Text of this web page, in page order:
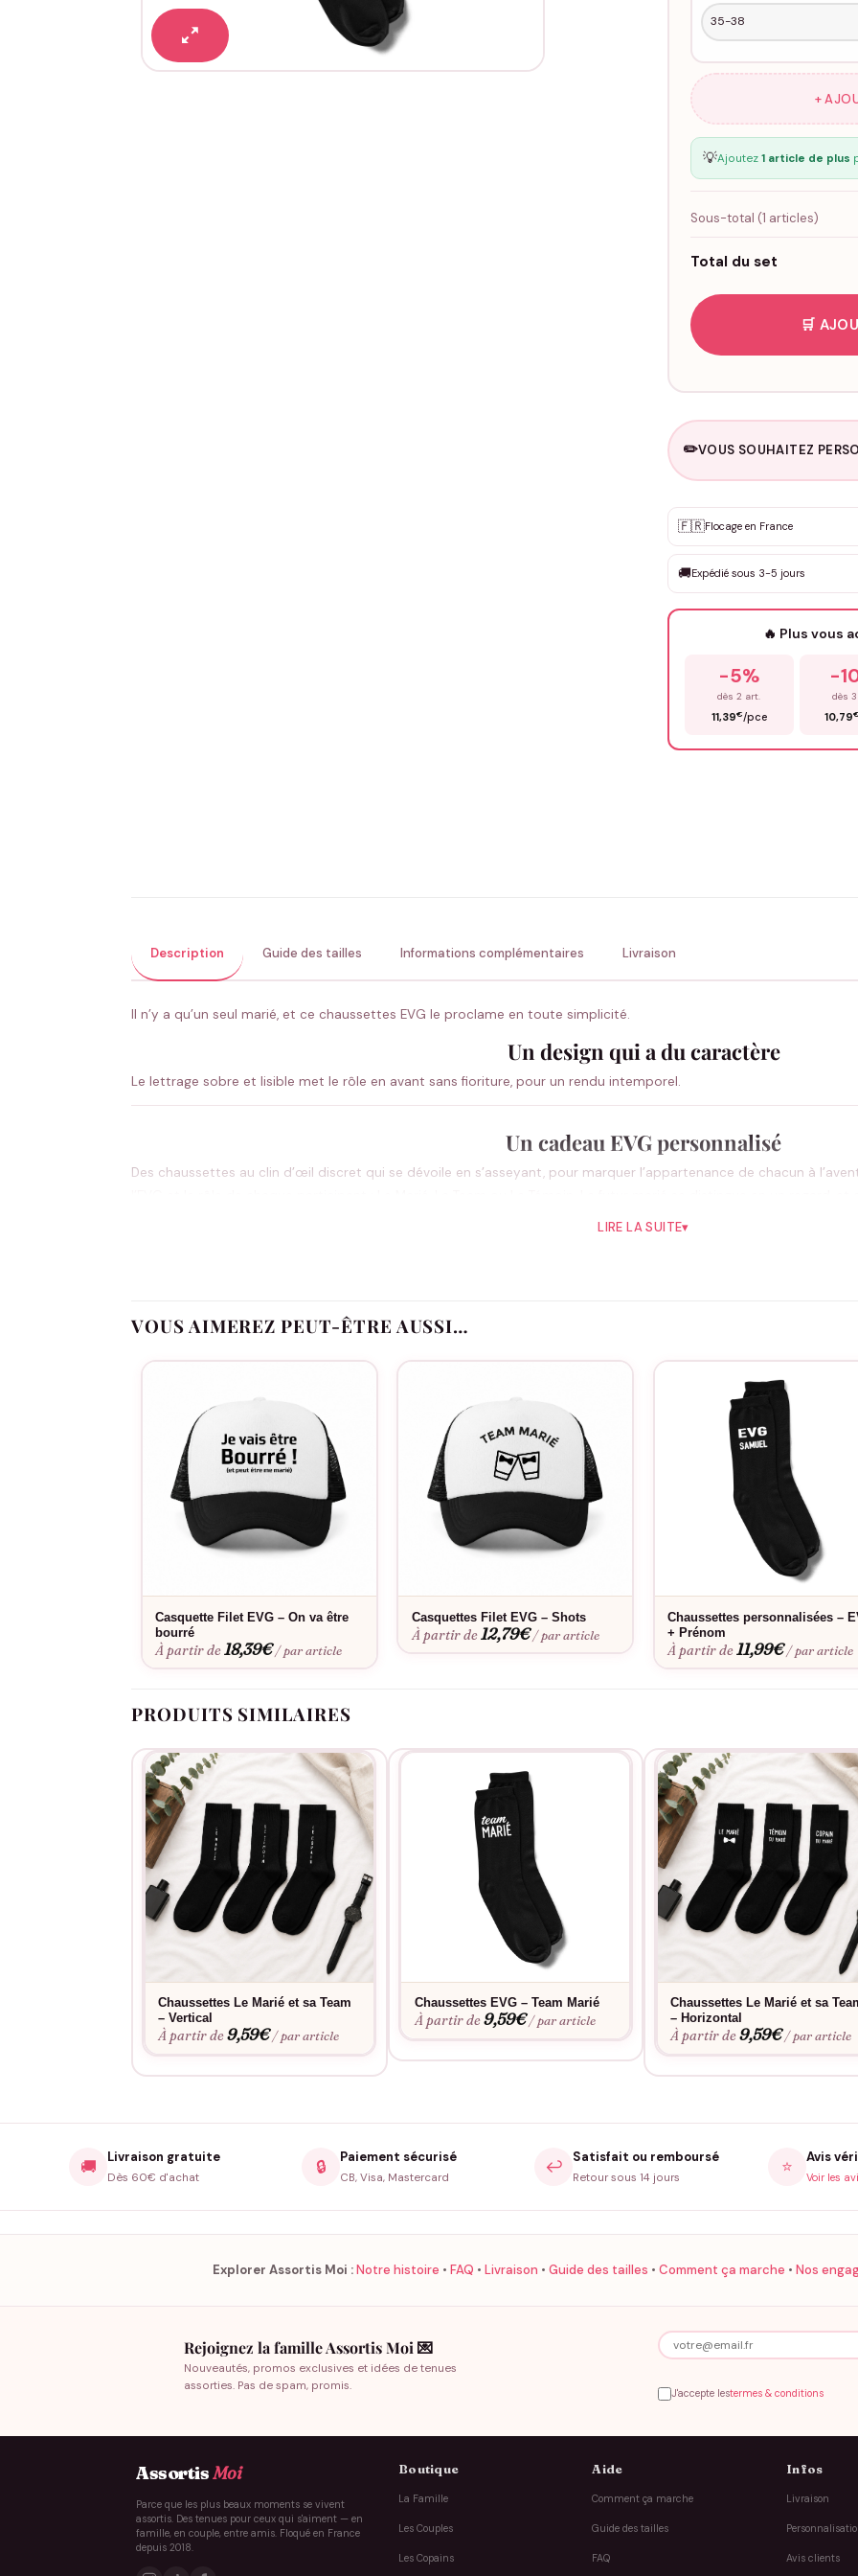
+
💡Ajoutez 1 article de plus
Sous-total (1 articles)
Total du set
🛒
✏️VOUS SOUHAITEZ
✨ Personnalisation sur
Que souhaitez-vous ?
🇫🇷Flocage en France
🚚Expédié sous 3-5 jours
🔥 Plus vous
-5%
dès 2 art.
11,39€/pce
-
dès
10,79
Description Guide des tailles Informations complémentaires Livraison
Il n’y a qu’un seul marié, et ce chaussettes EVG le proclame en toute simplicité.
Un design qui a du caractère
Le lettrage sobre et lisible met le rôle en avant sans fioriture, pour un rendu intemporel.
Un cadeau EVG personnalisé
Des chaussettes au clin d’œil discret qui se dévoile en s’asseyant, pour marquer l’appartenance de chacun à
Le flocage est-il fait en France ?
Fabriqué à la commande, floqué en France.
LIRE LA SUITE▾
VOUS AIMEREZ PEUT-ÊTRE AUSSI…
Casquette Filet EVG – On va être
bourré
À partir de18,39€ / par article
Casquettes Filet EVG – Shots
À partir de12,79€ / par article
Chaussettes personnalisées –
+ Prénom
À partir de11,99€ / par article
PRODUITS SIMILAIRES
Chaussettes Le Marié et sa Team
– Vertical
À partir de9,59€ / par article
Chaussettes EVG – Team Marié
À partir de9,59€ / par article
Chaussettes Le Marié et sa
– Horizontal
À partir de9,59€ / par article
🚚 Livraison gratuite
Dès 60€ d'achat
🔒 Paiement sécurisé
CB, Visa, Mastercard
↩️ Satisfait ou remboursé
Retour sous 14 jours
⭐ Avis
Voir les
Explorer Assortis Moi :Notre histoire • FAQ • Livraison • Guide des tailles • Comment ça marche • Nos
Rejoignez la famille Assortis Moi 💌
Nouveautés, promos exclusives et idées de tenues
assorties. Pas de spam, promis.
J'accepte lestermes & conditions
AssortisMoi
Parce que les plus beaux moments se vivent
assortis. Des tenues pour ceux qui s'aiment — en
famille, en couple, entre amis. Floqué en France
depuis 2018.
Boutique
La Famille
Les Couples
Les Copains
Aide
Comment ça marche
Guide des tailles
FAQ
Infos
Livraison
Avis clients